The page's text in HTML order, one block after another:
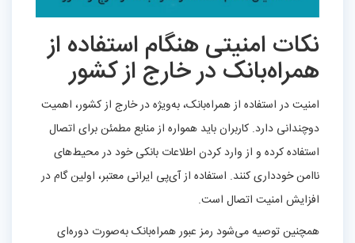
نکات امنیتی هنگام استفاده از
همراه‌بانک در خارج از کشور
امنیت در استفاده از همراه‌بانک، به‌ویژه در خارج از کشور، اهمیت
دوچندانی دارد. کاربران باید همواره از منابع مطمئن برای اتصال
استفاده کرده و از وارد کردن اطلاعات بانکی خود در محیط‌های
ناامن خودداری کنند. استفاده از آی‌پی ایرانی معتبر، اولین گام در
افزایش امنیت اتصال است.
همچنین توصیه می‌شود رمز عبور همراه‌بانک به‌صورت دوره‌ای